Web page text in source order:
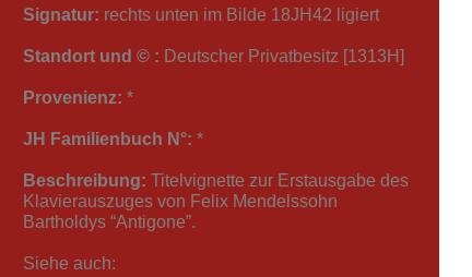
Signatur: rechts unten im Bilde 18JH42 ligiert
Standort und © : Deutscher Privatbesitz [1313H]
Provenienz: *
JH Familienbuch N°: *
Beschreibung: Titelvignette zur Erstausgabe des
Klavierauszuges von Felix Mendelssohn
Bartholdys “Antigone”.
Siehe auch: